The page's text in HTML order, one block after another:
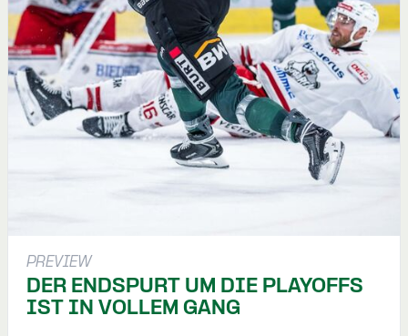
PREVIEW
DER ENDSPURT UM DIE PLAYOFFS
IST IN VOLLEM GANG